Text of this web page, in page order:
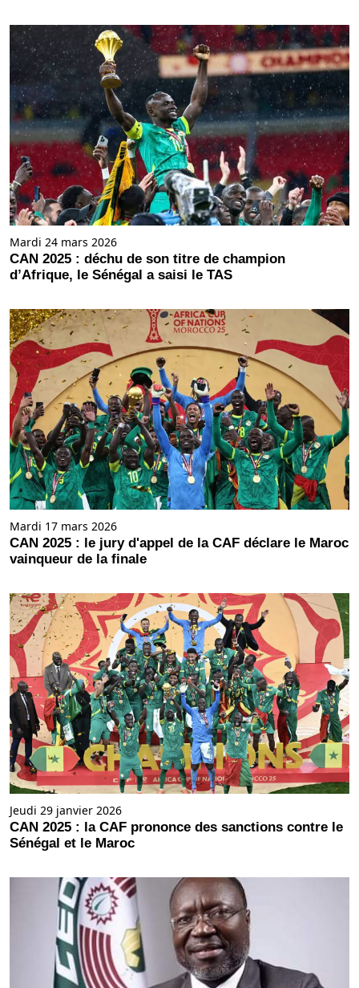
Mardi 24 mars 2026
CAN 2025 : déchu de son titre de champion
d’Afrique, le Sénégal a saisi le TAS
Mardi 17 mars 2026
CAN 2025 : le jury d'appel de la CAF déclare le Maroc
vainqueur de la finale
Jeudi 29 janvier 2026
CAN 2025 : la CAF prononce des sanctions contre le
Sénégal et le Maroc